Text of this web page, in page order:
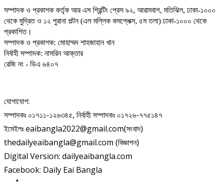
সম্পাদক ও প্রকাশক কর্তৃক আর এস প্রিন্টিং প্রেস ৯২, আরামবাগ, মতিঝিল, ঢাকা-১০০০
থেকে মুদ্রিত ও ১২ পুরানা পল্টন (এল মল্লিক কমপ্লেক্স, ৫ম তলা) ঢাকা-১০০০ থেকে
প্রকাশিত।
সম্পাদক ও প্রকাশক: মোহাম্মদ শাহজাহান খান
নির্বাহী সম্পাদক: নাসরিন আক্তার
রেজি নং - ডিএ ৬৪০৭
যোগাযোগ:
সম্পাদকঃ ০১৭১১-১২৬৩৪৫, নির্বাহী সম্পাদকঃ ০১৭২৬-৭৭৫১৪৭
ইমেইলঃ eaibangla2022@gmail.com(সংবাদ)
thedailyeaibangla@gmail.com (বিজ্ঞাপন)
Digital Version: dailyeaibangla.com
Facebook: Daily Eai Bangla